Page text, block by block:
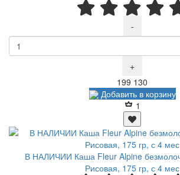
-
+
199 Р130
Добавить в корзину
1
В НАЛИЧИИ Каша Fleur Alpine
Рисовая, 175 гр, с 4 мес